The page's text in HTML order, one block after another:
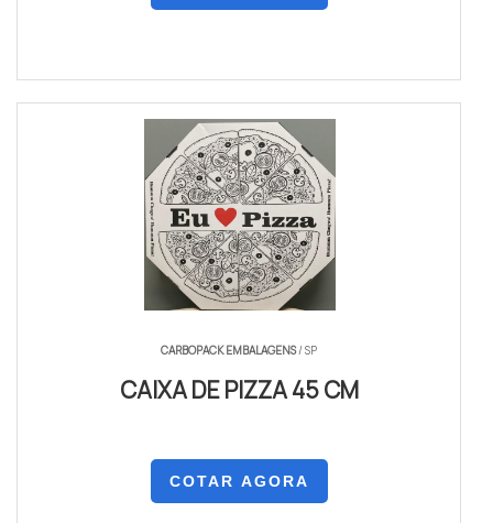
CARBOPACK EMBALAGENS/ SP
CAIXA DE PIZZA 45 CM
COTAR AGORA